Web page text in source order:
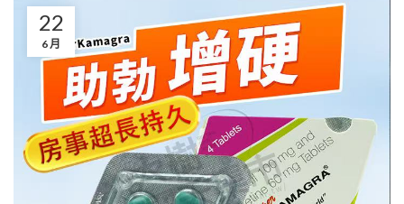
22
6 月